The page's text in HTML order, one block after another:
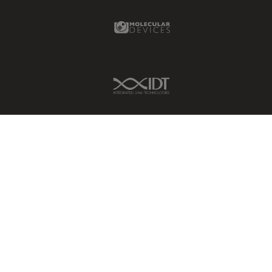
Molecular Devices Link
IDT Link